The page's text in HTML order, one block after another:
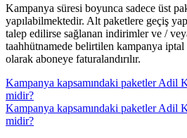
​Kampanya süresi boyunca sadece üst
yapılabilmektedir. Alt paketlere geçiş
talep edilirse sağlanan indirimler ve /
taahhütnamede belirtilen kampanya iptal
olarak aboneye faturalandırılır.
Kampanya kapsamındaki paketler Adil
midir?
Kampanya kapsamındaki paketler Adil
midir?